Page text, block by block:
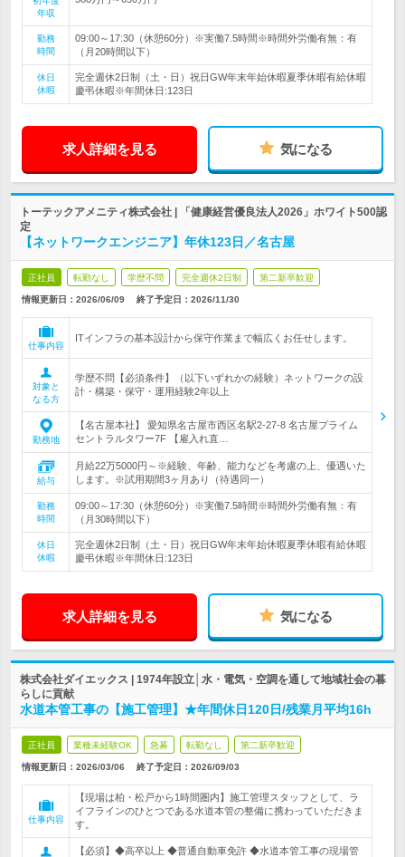
年収
勤務
時間
09:00～17:30（休憩60分）※実働7.5時間※時間外労働有無：有
（月20時間以下）
休日
休暇
完全週休2日制（土・日）祝日GW年末年始休暇夏季休暇有給休暇
慶弔休暇※年間休日:123日
求人詳細を見る 気になる
トーテックアメニティ株式会社 | 「健康経営優良法人2026」ホワイト500認
定
【ネットワークエンジニア】年休123日／名古屋
正社員 転勤なし 学歴不問 完全週休2日制 第二新卒歓迎
情報更新日：2026/06/09 終了予定日： 2026/11/30
仕事内容
ITインフラの基本設計から保守作業まで幅広くお任せします。
対象と
なる方
学歴不問【必須条件】（以下いずれかの経験）ネットワークの設
計・構築・保守・運用経験2年以上
勤務地
【名古屋本社】 愛知県名古屋市西区名駅2-27-8 名古屋プライム
セントラルタワー7F 【雇入れ直…
給与
月給22万5000円～※経験、年齢、能力などを考慮の上、優遇いた
します。※試用期間3ヶ月あり（待遇同一）
勤務
時間
09:00～17:30（休憩60分）※実働7.5時間※時間外労働有無：有
（月30時間以下）
休日
休暇
完全週休2日制（土・日）祝日GW年末年始休暇夏季休暇有給休暇
慶弔休暇※年間休日:123日
求人詳細を見る 気になる
株式会社ダイエックス | 1974年設立│水・電気・空調を通して地域社会の暮
らしに貢献
水道本管工事の【施工管理】★年間休日120日/残業月平均16h
正社員 業種未経験OK 急募 転勤なし 第二新卒歓迎
情報更新日：2026/03/06 終了予定日： 2026/09/03
仕事内容
【現場は柏・松戸から1時間圏内】施工管理スタッフとして、ラ
イフラインのひとつである水道本管の整備に携わっていただきま
す。
【必須】◆高卒以上 ◆普通自動車免許 ◆水道本管工事の現場管